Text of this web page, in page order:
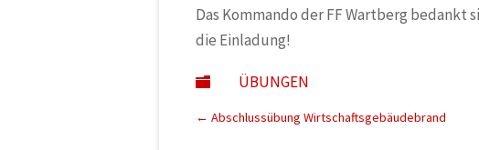
Das Kommando der FF Wartberg
die Einladung!
 ÜBUNGEN
← Abschlussübung Wirtschaftsgebäudebrand